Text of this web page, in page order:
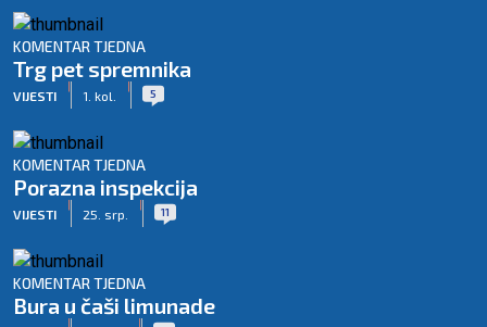
KOMENTAR TJEDNA
Trg pet spremnika
VIJESTI 1. kol. 5
KOMENTAR TJEDNA
Porazna inspekcija
VIJESTI 25. srp. 11
KOMENTAR TJEDNA
Bura u čaši limunade